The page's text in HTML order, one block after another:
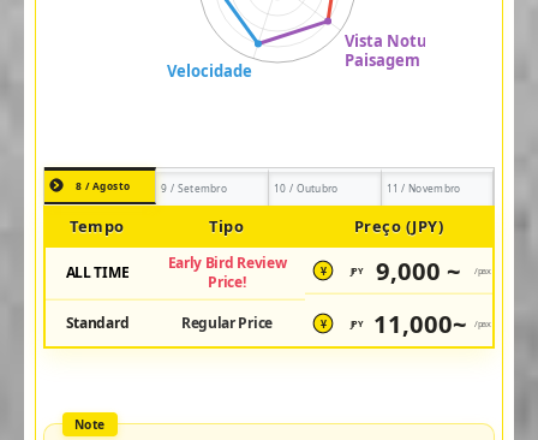
8 / Agosto 9 / Setembro 10 / Outubro 11 / Novembro
Tempo Tipo Preço (JPY)
ALL TIME
Early Bird Review
Price!
¥ JPY 9,000 ~ /pax
Standard Regular Price ¥ JPY 11,000~ /pax